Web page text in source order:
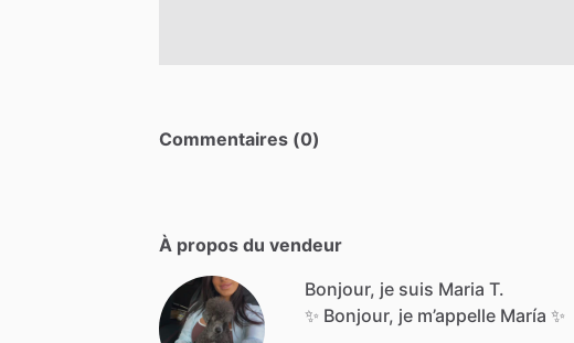
Commentaires (0)
À propos du vendeur
Bonjour, je suis Maria T.
✨ Bonjour, je m’appelle María ✨